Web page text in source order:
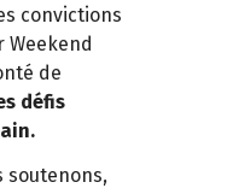
convictions
Weekend
de
défis
soutenons,